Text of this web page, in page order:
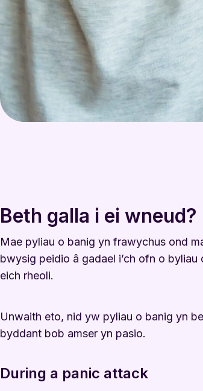
Beth galla i ei wneud?
Mae pyliau o banig yn frawychus ond
bwysig peidio â gadael i’ch ofn o byliau
eich rheoli.
Unwaith eto, nid yw pyliau o banig yn
byddant bob amser yn pasio.
During a panic attack